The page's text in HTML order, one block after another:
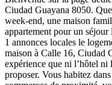
Ciudad Guayana 8050.
week-end, une maison
appartement pour un
1 annonces locales le
maison à Calle 16, Ciudad
expérience que ni l’hôtel ni
proposer. Vous habitez